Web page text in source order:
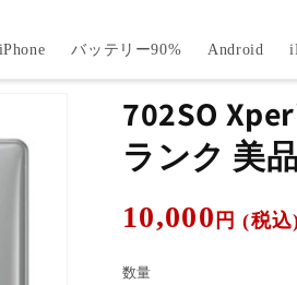
バッテリー90% Android
702SO
ランク 美
通
価
10,000 円 (税込
数量